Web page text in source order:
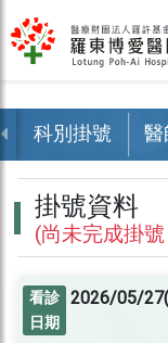
科別掛號
掛號資料
(尚未完成掛
看診
日期
2026/05/